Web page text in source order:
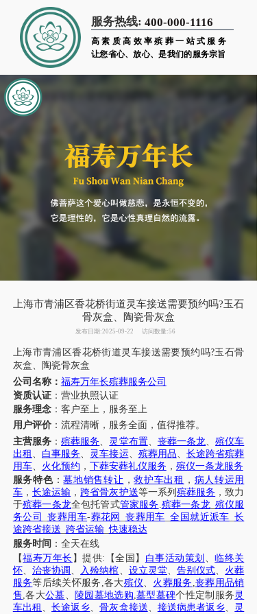
服务热线: 400-000-1116
高素质高效率殡葬一站式服务
让您省心、放心、是我们的服务宗旨
上海市青浦区香花桥街道灵车接送需要预约吗?玉石
骨灰盒、陶瓷骨灰盒
发布日期:2025-09-22 访问数量:56
上海市青浦区香花桥街道 灵车接送需要预约吗?玉石骨
灰盒、
陶瓷骨灰盒
公司名称： 福寿万年长殡葬服务公司
资质认证：营业执照认证
服务理念：客户至上，服务至上
用户评价： 流程清晰，服务全面，值得推荐。
主营服务 ：殡葬服务、 灵堂布置、 丧葬一条龙、殡仪车
出租 、 白事服务、 灵车接运、 殡葬用品、 长途跨省殡葬
用车、 火化预约 ， 下葬安葬礼仪服务 ， 殡仪一条龙服务
服务特色：墓地销售转让 ，救护车出租 ， 病人转运用
车， 长途运输 ，跨省骨灰护送等一系列 殡葬服务 ，致力
于殡葬一条龙全包托管式管家服务 .殡葬一条龙_ 殡仪服
务公司
_丧葬用车-葬花网 丧葬用车 全国就近派车 长
途跨省接送 跨省运输_快速稳达
服务时间 ：全天在线
【福寿万年长 】提供:【全国】 白事活动策划 、临终关
怀、 治丧协调 、 入殓纳棺、 设立灵堂、 告别仪式、 火葬
服务等后续关怀服务 ,各大殡仪、 火葬服务 ,丧葬用品销
售,各大公墓、 陵园墓地选购,墓型墓碑个性定制服务 灵
车出租 、长途返乡、骨灰盒接送、 接送病患者返乡、
灵